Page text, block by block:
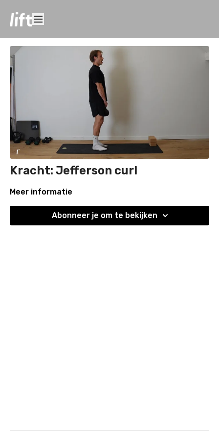
Kracht: Jefferson curl
Meer informatie
Abonneer je om te bekijken